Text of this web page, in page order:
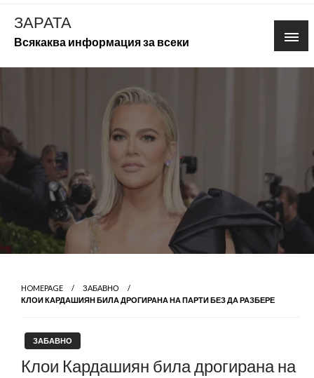
Skip
content
ЗАРАТА
Всякаква информация за всеки
HOMEPAGE
ЗАБАВНО
КЛОИ КАРДАШИЯН БИЛА ДРОГИРАНА НА ПАРТИ БЕЗ ДА РАЗБЕРЕ
ЗАБАВНО
Клои Кардашиян била дрогирана на